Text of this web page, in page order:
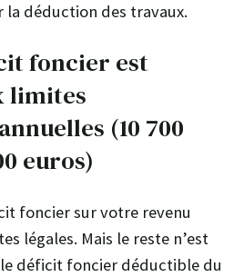
la déduction des travaux.
foncier est
limites
(10 700
euros)
foncier sur votre revenu
légales. Mais le reste n’est
déficit foncier déductible du